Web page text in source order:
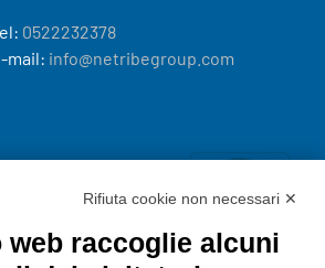
0522232378
mail: info@netribegroup.com
Rifiuta cookie non necessari ✕
web raccoglie alcuni